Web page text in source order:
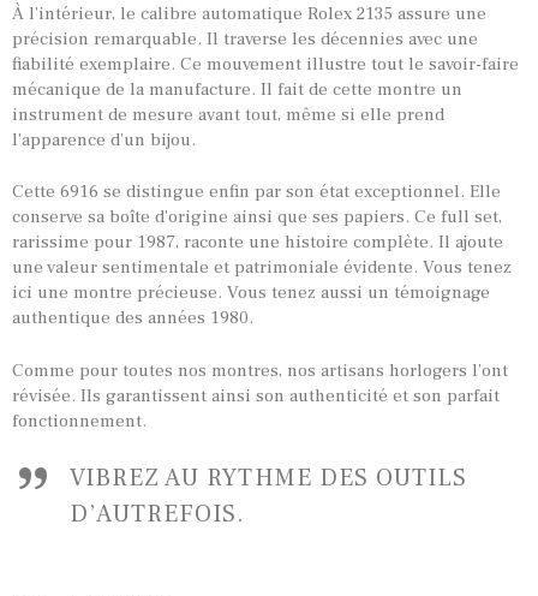
À l’intérieur, le calibre automatique Rolex 2135 assure une
précision remarquable. Il traverse les décennies avec une
fiabilité exemplaire. Ce mouvement illustre tout le savoir-faire
mécanique de la manufacture. Il fait de cette montre un
instrument de mesure avant tout, même si elle prend
l’apparence d’un bijou.
Cette 6916 se distingue enfin par son état exceptionnel. Elle
conserve sa boîte d’origine ainsi que ses papiers. Ce full set,
rarissime pour 1987, raconte une histoire complète. Il ajoute
une valeur sentimentale et patrimoniale évidente. Vous tenez
ici une montre précieuse. Vous tenez aussi un témoignage
authentique des années 1980.
Comme pour toutes nos montres, nos artisans horlogers l’ont
révisée. Ils garantissent ainsi son authenticité et son parfait
fonctionnement.
VIBREZ AU RYTHME DES OUTILS
D’AUTREFOIS.